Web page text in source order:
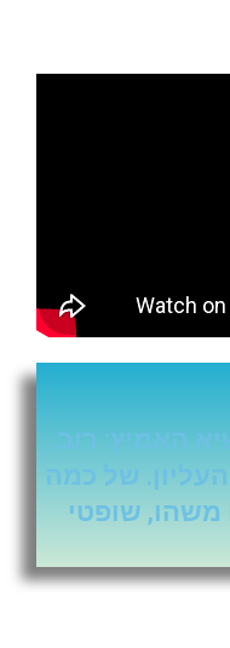
של כמה
משהו, שופטי